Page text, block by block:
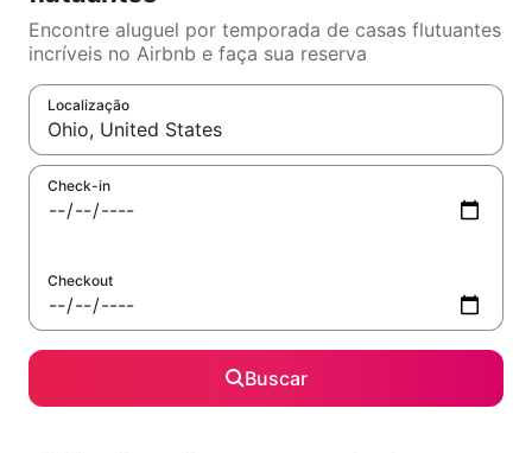
Encontre aluguel por temporada de casas flutuantes
incríveis no Airbnb e faça sua reserva
Localização
Quando os resultados estiverem disponíveis, explore-os
Check-in
Checkout
Buscar